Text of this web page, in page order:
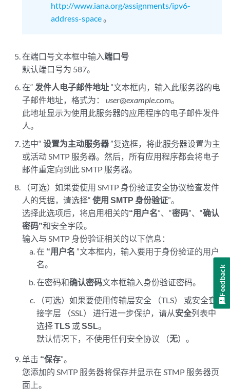
http://www.iana.org/assignments/ipv6-
address-space。
在端口号文本框中输入端口号
默认端口号为 587。
在“发件人电子邮件地址 ”文本框内，输入此服务器的电
子邮件地址，格式为：user@example.com。
此地址显示为使用此服务器的应用程序的电子邮件发件
人。
选中“设置为主动服务器”复选框，将此服务器设置为主
或活动 SMTP 服务器。然后，所有应用程序都会将电子
邮件重定向到此 SMTP 服务器。
（可选）如果要使用 SMTP 身份验证安全协议检查发件
人的凭据，请选择“使用 SMTP 身份验证”。
选择此选项后，将启用相关的“用户名”、“密码”、“确认
密码”和安全字段。
输入与 SMTP 身份验证相关的以下信息：
在 “用户名 ”文本框内，输入要用于身份验证的用户
名。
在密码和确认密码文本框输入身份验证密码。
（可选）如果要使用传输层安全 （TLS） 或安全套
接字层 （SSL） 进行进一步保护，请从安全列表中
选择TLS 或SSL。
默认情况下，不使用任何安全协议 （无）。
单击 “保存”。
您添加的 SMTP 服务器将保存并显示在 STMP 服务器页
面上。
Feedback